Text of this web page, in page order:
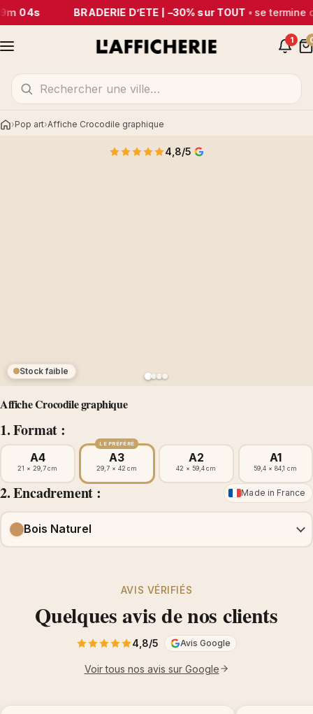
04s BRADERIE D’ÉTÉ | –30% sur TOUT• se termine
1
AccueilPop art Affiche Crocodile graphique
Affiche Crocodile graphique
1. Format :
Stock faible
4,8/5
A4
21 × 29,7 cm
LE PRÉFÉRÉ
A3
29,7 × 42 cm
A2
42 × 59,4 cm
A1
59,4 × 84,1 cm
2. Encadrement : Made in France
Bois Naturel
AVIS VÉRIFIÉS
Quelques avis de nos clients
4,8/5 Avis Google
Voir tous nos avis sur Google